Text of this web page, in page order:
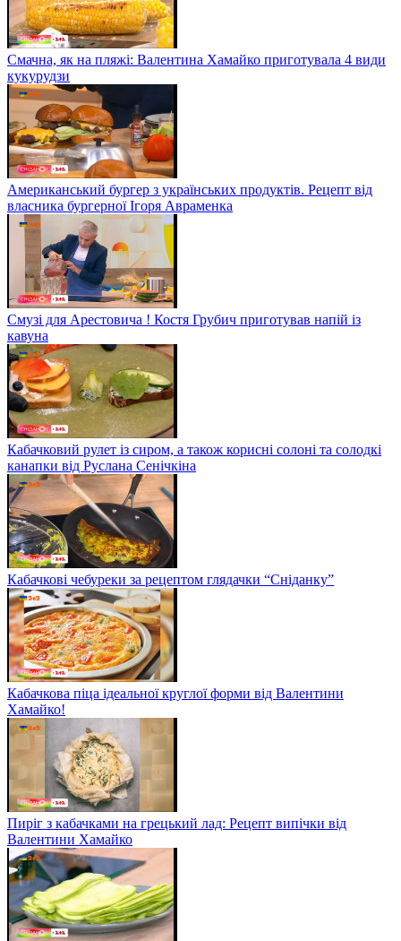
Смачна, як на пляжі: Валентина Хамайко приготувала 4 види
кукурудзи
Американський бургер з українських продуктів. Рецепт від
власника бургерної Ігоря Авраменка
Смузі для Арестовича ! Костя Грубич приготував напій із
кавуна
Кабачковий рулет із сиром, а також корисні солоні та солодкі
канапки від Руслана Сенічкіна
Кабачкові чебуреки за рецептом глядачки “Сніданку”
Кабачкова піца ідеальної круглої форми від Валентини
Хамайко!
Пиріг з кабачками на грецький лад: Рецепт випічки від
Валентини Хамайко